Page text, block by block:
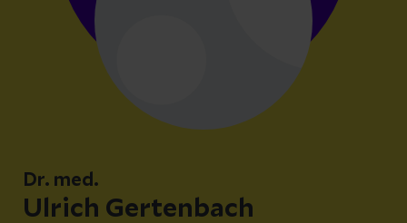
Dr. med.
Ulrich Gertenbach